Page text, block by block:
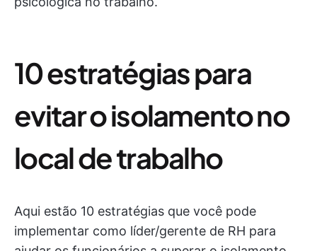
10 estratégias para
evitar o isolamento no
local de trabalho
Aqui estão 10 estratégias que você pode
implementar como líder/gerente de RH para